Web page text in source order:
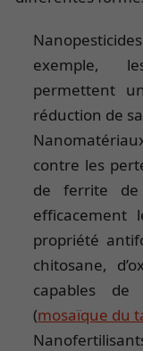
exemple,
permettent
réduction de
contre les
de ferrite
efficacement
propriété
chitosane,
capables
(mosaïque du